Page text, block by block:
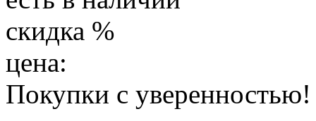
скидка %
цена:
Покупки с уверенностью!